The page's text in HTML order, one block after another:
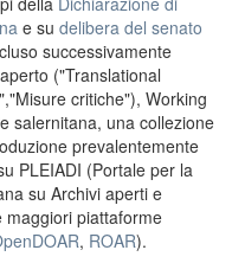
e su delibera del senato
successivamente
("Translational
critiche"), Working
salernitana, una collezione
prevalentemente
PLEIADI (Portale per la
su Archivi aperti e
maggiori piattaforme
, ROAR).